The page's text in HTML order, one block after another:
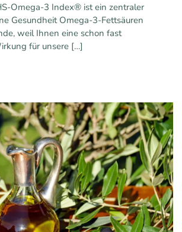
Omega-3 Index® ist ein zentraler
Gesundheit Omega-3-Fettsäuren
weil Ihnen eine schon fast
für unsere […]